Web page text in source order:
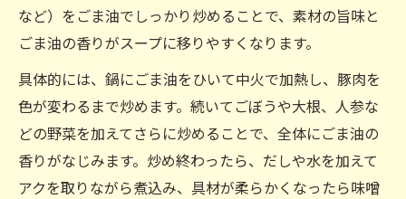
など）をごま油でしっかり炒めることで、素材の旨味と
ごま油の香りがスープに移りやすくなります。
具体的には、鍋にごま油をひいて中火で加熱し、豚肉を
色が変わるまで炒めます。続いてごぼうや大根、人参な
どの野菜を加えてさらに炒めることで、全体にごま油の
香りがなじみます。炒め終わったら、だしや水を加えて
アクを取りながら煮込み、具材が柔らかくなったら味噌